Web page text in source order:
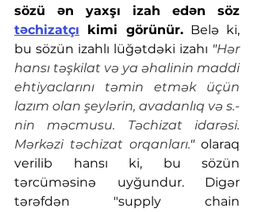
təchizatçı kimi görünür. Belə ki,
bu sözün izahlı lüğətdəki izahı "Hər
hansı təşkilat və ya əhalinin maddi
ehtiyaclarını təmin etmək üçün
lazım olan şeylərin, avadanlıq və s.-
nin məcmusu. Təchizat idarəsi.
Mərkəzi təchizat orqanları." olaraq
verilib hansı ki, bu sözün
tərcüməsinə uyğundur. Digər
tərəfdən "supply chain